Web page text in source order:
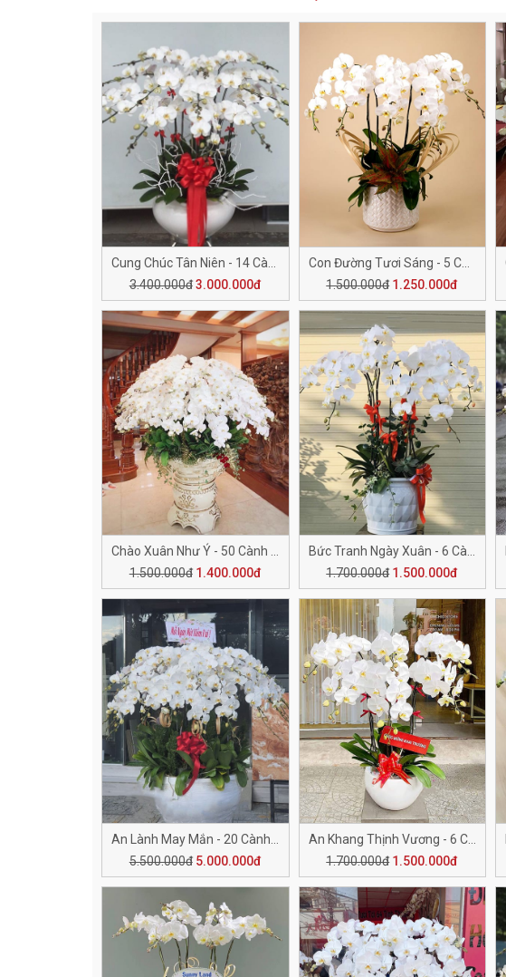
3.400.000đ 3.000.000đ
Con Đường Tươi Sáng - 5 Cành H509
1.500.000đ 1.250.000đ
1.500.000đ 1.400.000đ
1.700.000đ 1.500.000đ
5.500.000đ 5.000.000đ
An Khang Thịnh Vương - 6 Cành H501
1.700.000đ 1.500.000đ